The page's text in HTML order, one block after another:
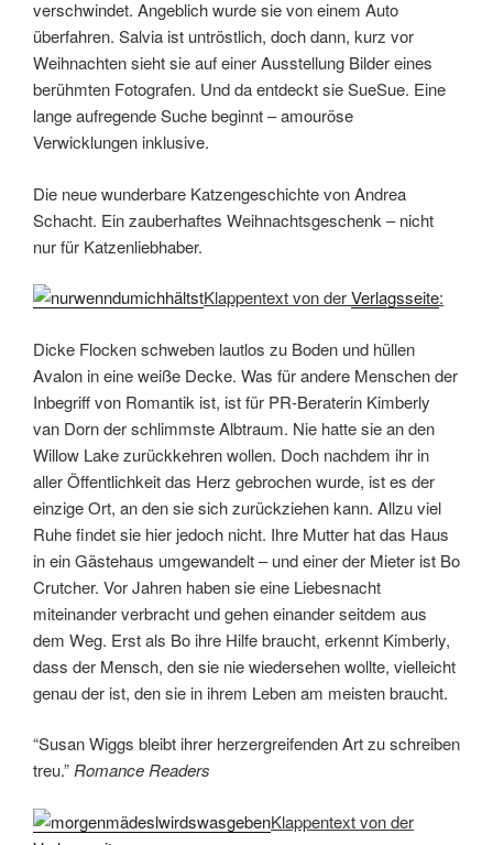
Dicke Flocken schweben lautlos zu Boden und hüllen
Avalon in eine weiße Decke. Was für andere Menschen der
Inbegriff von Romantik ist, ist für PR-Beraterin Kimberly
van Dorn der schlimmste Albtraum. Nie hatte sie an den
Willow Lake zurückkehren wollen. Doch nachdem ihr in
einzige Ort, an den sie sich zurückziehen kann. Allzu viel
Ruhe findet sie hier jedoch nicht. Ihre Mutter hat das Haus
in ein Gästehaus umgewandelt – und einer der Mieter ist Bo
miteinander verbracht und gehen einander seitdem aus
dass der Mensch, den sie nie wiedersehen wollte, vielleicht
genau der ist, den sie in ihrem Leben am meisten braucht.
“Susan Wiggs bleibt ihrer herzergreifenden Art zu schreiben
treu.”Romance Readers
Klappentext von der
Verlagsseite:
“Süß, sexy und rasant!”Goodreads
“Dieses Weihnachtsfest wird garantiert heiß!”Goodreads
VICKI LEWIS THOMPSON
Wer schmückt sein Haus am schönsten? Alle Jahre wieder
tobt zwischen Hayden und Riley der
Weihnachtswettbewerb. Aber diesmal gehen sie weiter: